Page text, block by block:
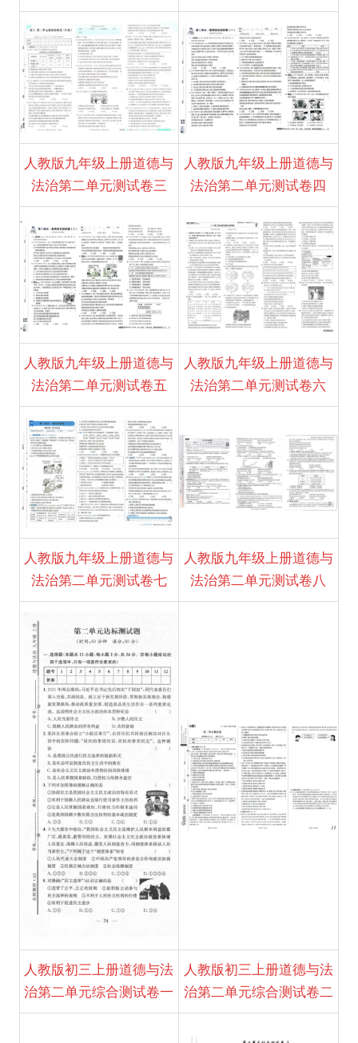
人教版九年级上册道德与
法治第二单元测试卷三
人教版九年级上册道德与
法治第二单元测试卷四
人教版九年级上册道德与
法治第二单元测试卷五
人教版九年级上册道德与
法治第二单元测试卷六
人教版九年级上册道德与
法治第二单元测试卷七
人教版九年级上册道德与
法治第二单元测试卷八
人教版初三上册道德与法
治第二单元综合测试卷一
人教版初三上册道德与法
治第二单元综合测试卷二